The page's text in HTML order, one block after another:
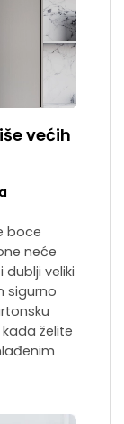
većih
boce
neće
veliki
sigurno
želite